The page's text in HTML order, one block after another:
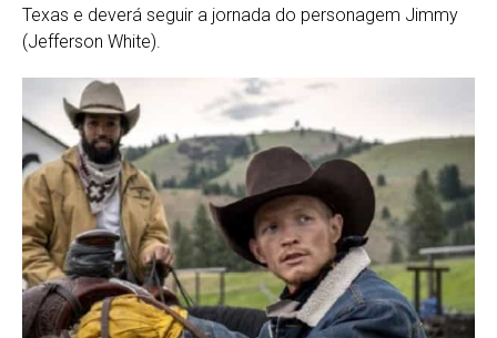
Texas e deverá seguir a jornada do personagem Jimmy
(Jefferson White).